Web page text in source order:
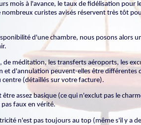
mois à l'avance, le taux de fidélisation pour
curistes avisés réservent très tôt
d'une chambre, nous posons alors
de méditation, les transferts aéroports, les
et d'annulation peuvent-elles être
(détaillés sur votre facture).
assez basique (ce qui n'exclut pas le
faux en vérité.
n'est pas toujours au top (même s'il y a